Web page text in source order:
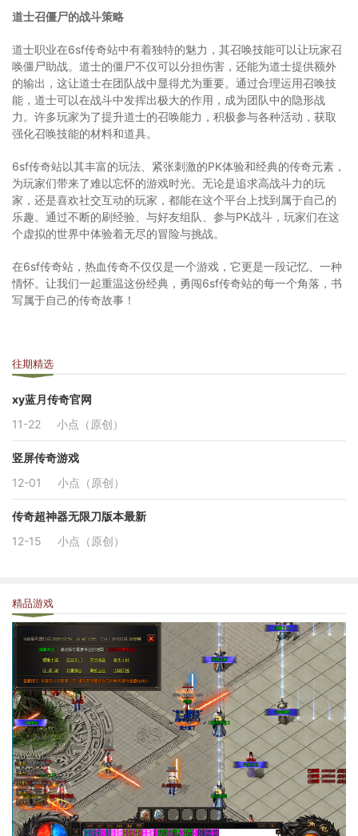
道士召僵尸的战斗策略
道士职业在6sf传奇站中有着独特的魅力，其召唤技能可以让玩家召
唤僵尸助战。道士的僵尸不仅可以分担伤害，还能为道士提供额外
的输出，这让道士在团队战中显得尤为重要。通过合理运用召唤技
能，道士可以在战斗中发挥出极大的作用，成为团队中的隐形战
力。许多玩家为了提升道士的召唤能力，积极参与各种活动，获取
强化召唤技能的材料和道具。
6sf传奇站以其丰富的玩法、紧张刺激的PK体验和经典的传奇元素，
为玩家们带来了难以忘怀的游戏时光。无论是追求高战斗力的玩
家，还是喜欢社交互动的玩家，都能在这个平台上找到属于自己的
乐趣。通过不断的刷经验、与好友组队、参与PK战斗，玩家们在这
个虚拟的世界中体验着无尽的冒险与挑战。
在6sf传奇站，热血传奇不仅仅是一个游戏，它更是一段记忆、一种
情怀。让我们一起重温这份经典，勇闯6sf传奇站的每一个角落，书
写属于自己的传奇故事！
往期精选
xy蓝月传奇官网
11-22
小点（原创）
竖屏传奇游戏
12-01
小点（原创）
传奇超神器无限刀版本最新
12-15
小点（原创）
精品游戏